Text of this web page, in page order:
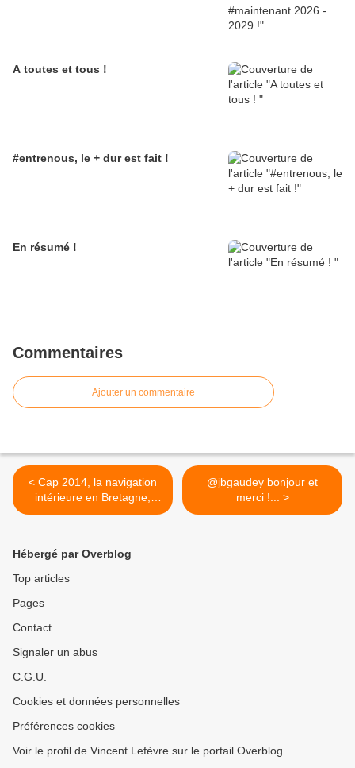
A toutes et tous !
#entrenous, le + dur est fait !
En résumé !
Commentaires
Ajouter un commentaire
< Cap 2014, la navigation
intérieure en Bretagne,
faisons le point...
@jbgaudey bonjour et
merci !... >
Hébergé par Overblog
Top articles
Pages
Contact
Signaler un abus
C.G.U.
Cookies et données personnelles
Préférences cookies
Voir le profil de Vincent Lefèvre sur le portail Overblog